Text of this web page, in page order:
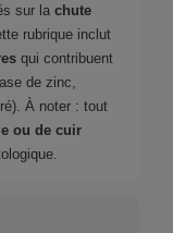
sur la chute
rubrique inclut
qui contribuent
de zinc,
À noter : tout
ou de cuir